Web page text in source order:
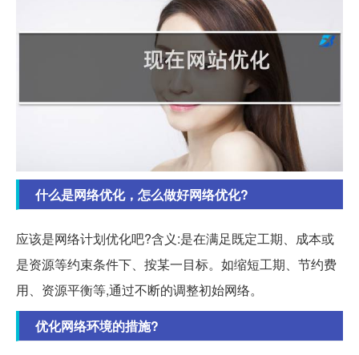
什么是网络优化，怎么做好网络优化?
应该是网络计划优化吧?含义:是在满足既定工期、成本或
是资源等约束条件下、按某一目标。如缩短工期、节约费
用、资源平衡等,通过不断的调整初始网络。
优化网络环境的措施?